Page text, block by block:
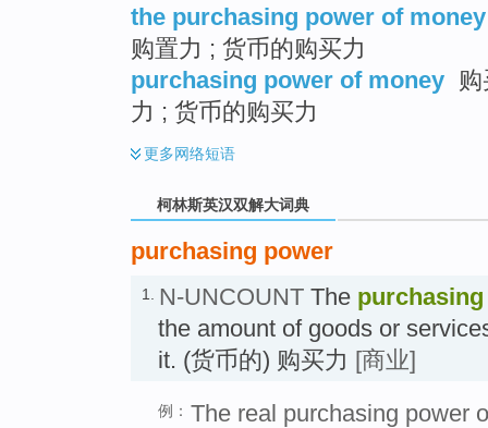
the purchasing power of money
购置力 ; 货币的购买力
purchasing power of money
力 ; 货币的购买力
更多网络短语
柯林斯英汉双解大词典
purchasing power
1. N-UNCOUNT The
the amount of goods or
it. (货币的) 购买力 [商业]
例： The real purchasing power